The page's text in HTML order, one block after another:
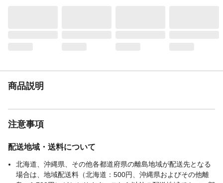
商品説明
注意事項
配送地域・送料について
北海道、沖縄県、その他各都道府県の離島地域が配送先となる
場合は、地域配送料（北海道：500円、沖縄県およびその他離